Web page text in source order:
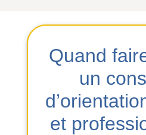
Quand
un
et